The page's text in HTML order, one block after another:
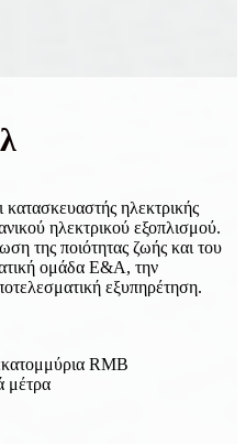
ηλεκτρικής
ηλεκτρικού εξοπλισμού.
της ποιότητας ζωής και του
ομάδα Ε&Α, την
εξυπηρέτηση.
RMB
μέτρα